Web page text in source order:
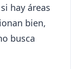
si hay áreas
bien,
busca